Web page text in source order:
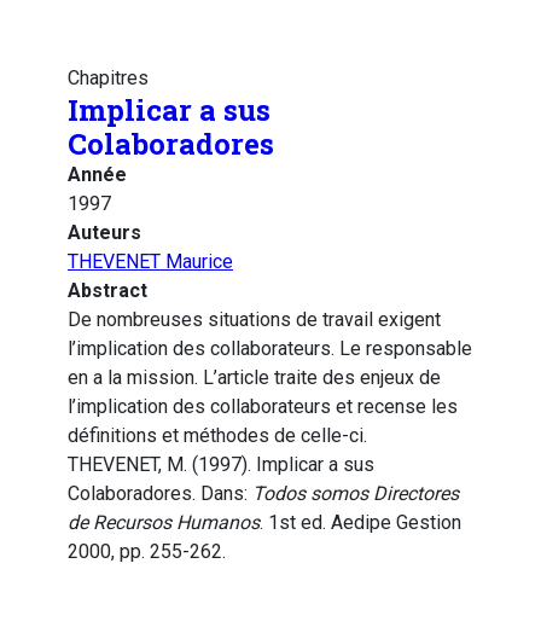
Chapitres
Implicar a sus
Colaboradores
Année
1997
Auteurs
THEVENET Maurice
Abstract
De nombreuses situations de travail exigent
l’implication des collaborateurs. Le responsable
en a la mission. L’article traite des enjeux de
l’implication des collaborateurs et recense les
définitions et méthodes de celle-ci.
THEVENET, M. (1997). Implicar a sus
Colaboradores. Dans: Todos somos Directores
de Recursos Humanos. 1st ed. Aedipe Gestion
2000, pp. 255-262.